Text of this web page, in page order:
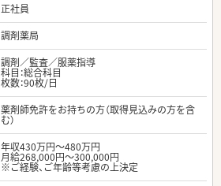
正社員
調剤薬局
調剤／監査／服薬指導
科目：総合科目
枚数：90枚/日
薬剤師免許をお持ちの方（取得見込みの方を含
む）
年収430万円～480万円
月給268,000円～300,000円
※ご経験、ご年齢等考慮の上決定